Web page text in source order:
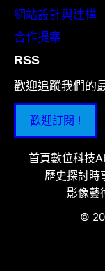
網站設計與建構
合作提案
RSS
歡迎追蹤我們的
歡迎訂閱 !
首頁數位科技
歷史探討時
影像藝
©